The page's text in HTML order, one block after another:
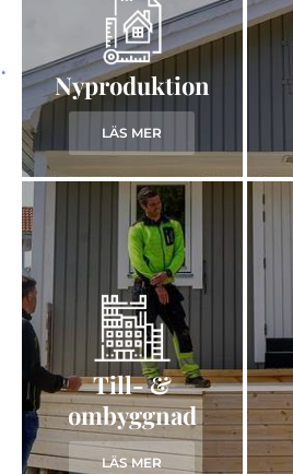
Nyproduktion
LÄS MER
Till- &
ombyggnad
LÄS MER